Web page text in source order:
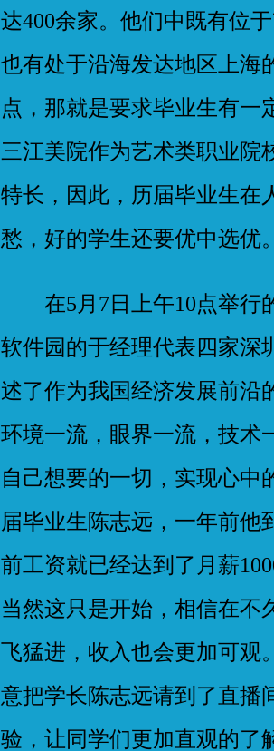
达400余家。他们中既有位
也有处于沿海发达地区上海
点，那就是要求毕业生有一
三江美院作为艺术类职业院
特长，因此，历届毕业生在
愁，好的学生还要优中选优。
在5月7日上午10点举行
软件园的于经理代表四家深
述了作为我国经济发展前沿
环境一流，眼界一流，技术
自己想要的一切，实现心中
届毕业生陈志远，一年前他
前工资就已经达到了月薪
当然这只是开始，相信在不
飞猛进，收入也会更加可观
意把学长陈志远请到了直播
验，让同学们更加直观的了